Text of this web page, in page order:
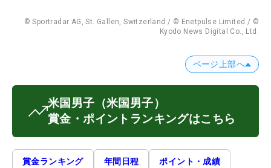
© Sportradar AG, St. Gallen, Switzerland / © Enetpulse Limited / ©
Kyodo News Digital Co., Ltd.
ページ上部へ
米国男子 （米国男子）
賞金・ポイントランキングはこちら
賞金ランキング 年間日程 ポイント・成績